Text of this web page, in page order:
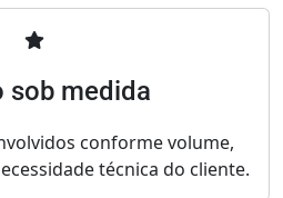
sob medida
conforme volume,
técnica do cliente.